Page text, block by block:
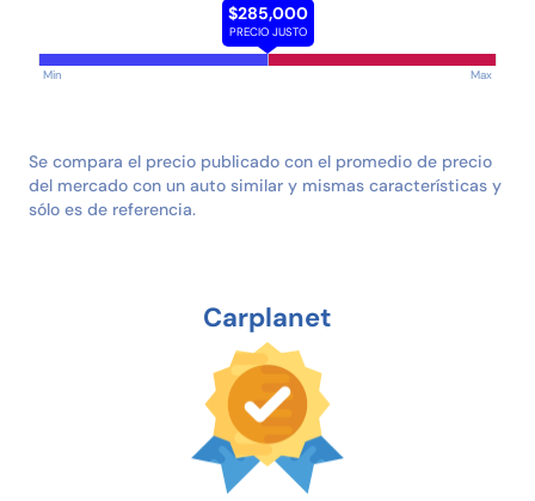
$285,000
PRECIO JUSTO
Min Max
Se compara el precio publicado con el promedio de precio
del mercado con un auto similar y mismas características y
sólo es de referencia.
Carplanet